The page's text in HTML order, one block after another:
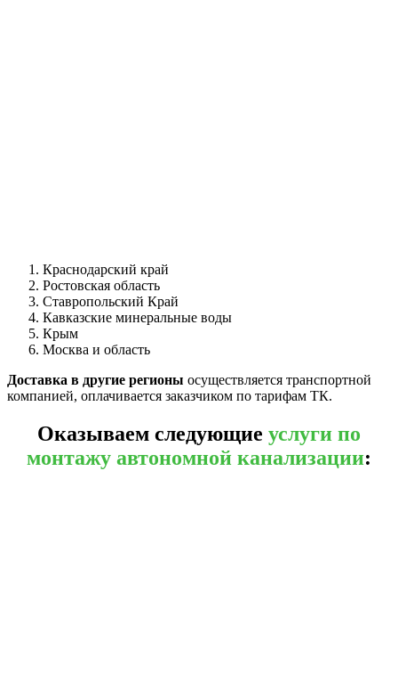
Краснодарский край
Ростовская область
Ставропольский Край
Кавказские минеральные воды
Крым
Москва и область
Доставка в другие регионы осуществляется транспортной
компанией, оплачивается заказчиком по тарифам ТК.
Оказываем следующие услуги по
монтажу автономной канализации: